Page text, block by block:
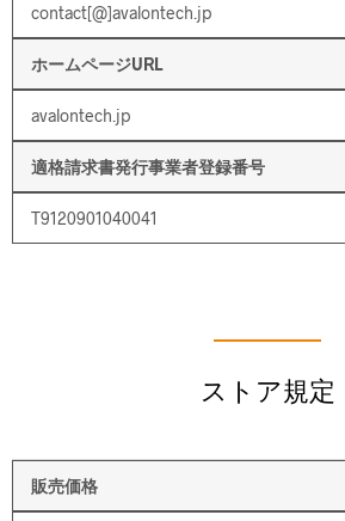
contact[@]avalontech.jp
ホームページURL
avalontech.jp
適格請求書発行事業者登録番号
T9120901040041
ストア規定
販売価格